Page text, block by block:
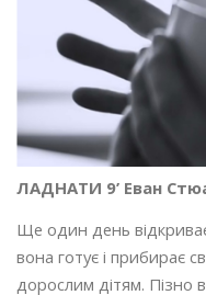
ЛАДНАТИ 9’ Еван
Ще один день
вона готує і прибирає
дорослим дітям. Пізно